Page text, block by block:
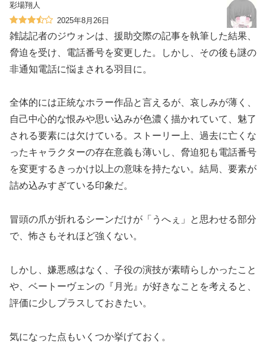
彩場翔人
2025年8月26日
雑誌記者のジウォンは、援助交際の記事を執筆した結果、
脅迫を受け、電話番号を変更した。しかし、その後も謎の
非通知電話に悩まされる羽目に。
全体的には正統なホラー作品と言えるが、哀しみが薄く、
自己中心的な恨みや思い込みが色濃く描かれていて、魅了
される要素には欠けている。ストーリー上、過去に亡くな
ったキャラクターの存在意義も薄いし、脅迫犯も電話番号
を変更するきっかけ以上の意味を持たない。結局、要素が
詰め込みすぎている印象だ。
冒頭の爪が折れるシーンだけが「うへぇ」と思わせる部分
で、怖さもそれほど強くない。
しかし、嫌悪感はなく、子役の演技が素晴らしかったこと
や、ベートーヴェンの『月光』が好きなことを考えると、
評価に少しプラスしておきたい。
気になった点もいくつか挙げておく。